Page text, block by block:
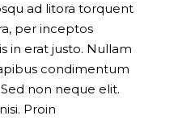
ad litora torquent
per inceptos
in erat justo. Nullam
condimentum
non neque elit.
Proin